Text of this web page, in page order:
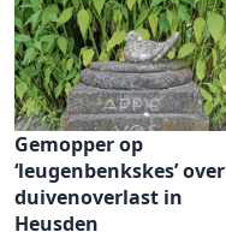
Gemopper op
‘leugenbenkskes’ over
duivenoverlast in
Heusden